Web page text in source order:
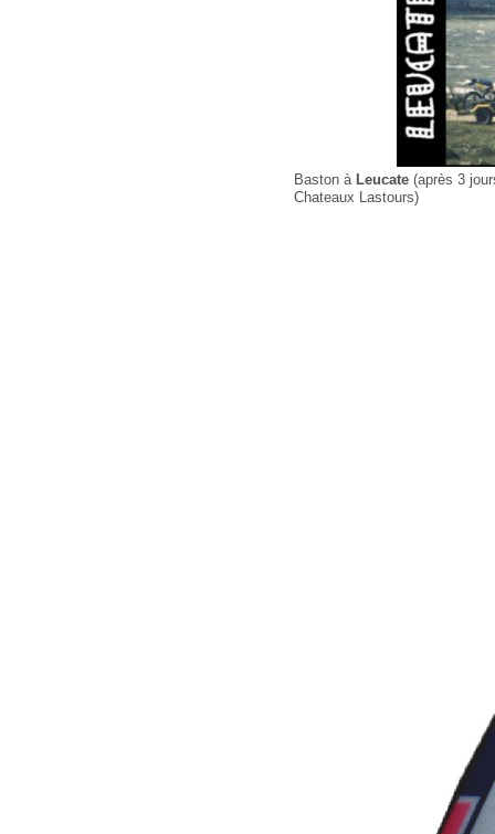
Baston à Leucate (après 3
Chateaux Lastours)